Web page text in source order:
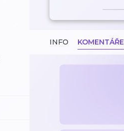
INFO KOMENTÁŘE